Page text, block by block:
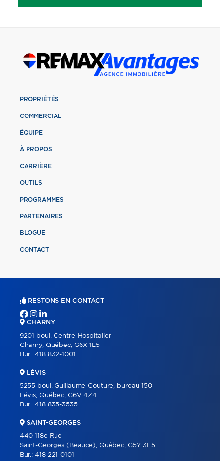
PROPRIÉTÉS
COMMERCIAL
ÉQUIPE
À PROPOS
CARRIÈRE
OUTILS
PROGRAMMES
PARTENAIRES
BLOGUE
CONTACT
RESTONS EN CONTACT
CHARNY
9201 boul. Centre-Hospitalier
Charny, Québec, G6X 1L5
Bur.: 418 832-1001
LÉVIS
5255 boul. Guillaume-Couture, bureau 150
Lévis, Québec, G6V 4Z4
Bur.: 418 835-3535
SAINT-GEORGES
440 118e Rue
Saint-Georges (Beauce), Québec, G5Y 3E5
Bur.: 418 221-0101